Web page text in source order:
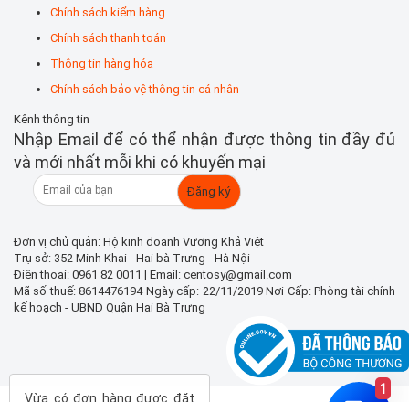
Vừa có đơn hàng được đặt
Chính sách kiểm hàng
Chính sách thanh toán
Thông tin hàng hóa
Chính sách bảo vệ thông tin cá nhân
Kênh thông tin
Nhập Email để có thể nhận được thông tin đầy đủ
và mới nhất mỗi khi có khuyến mại
Đơn vị chủ quản: Hộ kinh doanh Vương Khả Việt
Trụ sở: 352 Minh Khai - Hai bà Trưng - Hà Nội
Điện thoại: 0961 82 0011 | Email: centosy@gmail.com
Mã số thuế: 8614476194 Ngày cấp: 22/11/2019 Nơi Cấp: Phòng tài chính
kế hoạch - UBND Quận Hai Bà Trưng
1